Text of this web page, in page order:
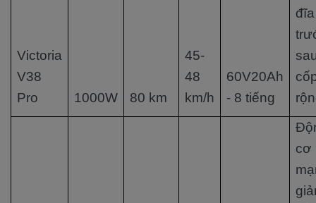
Victoria
V38
Pro
1000W 80 km
45-
48
km/h
60V20Ah
- 8 tiếng
đĩa
cơ